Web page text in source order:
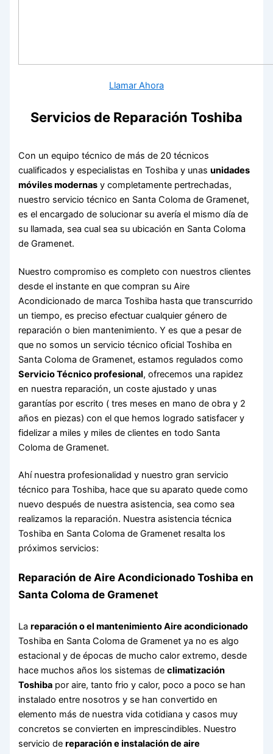
Llamar Ahora
Servicios de Reparación Toshiba
Con un equipo técnico de más de 20 técnicos
cualificados y especialistas en Toshiba y unasunidades
móviles modernas y completamente pertrechadas,
nuestro servicio técnico en Santa Coloma de Gramenet,
es el encargado de solucionar su avería el mismo día de
su llamada, sea cual sea su ubicación en Santa Coloma
de Gramenet.
Nuestro compromiso es completo con nuestros clientes
desde el instante en que compran su Aire
Acondicionado de marca Toshiba hasta que transcurrido
un tiempo, es preciso efectuar cualquier género de
reparación o bien mantenimiento. Y es que a pesar de
que no somos un servicio técnico oficial Toshiba en
Santa Coloma de Gramenet, estamos regulados como
Servicio Técnico profesional, ofrecemos una rapidez
en nuestra reparación, un coste ajustado y unas
garantías por escrito ( tres meses en mano de obra y 2
años en piezas) con el que hemos logrado satisfacer y
fidelizar a miles y miles de clientes en todo Santa
Coloma de Gramenet.
Ahí nuestra profesionalidad y nuestro gran servicio
técnico para Toshiba, hace que su aparato quede como
nuevo después de nuestra asistencia, sea como sea
realizamos la reparación. Nuestra asistencia técnica
Toshiba en Santa Coloma de Gramenet resalta los
próximos servicios:
Reparación de Aire Acondicionado Toshiba en
Santa Coloma de Gramenet
Lareparación o el mantenimiento Aire acondicionado
Toshiba en Santa Coloma de Gramenet ya no es algo
estacional y de épocas de mucho calor extremo, desde
hace muchos años los sistemas declimatización
Toshiba por aire, tanto frio y calor, poco a poco se han
instalado entre nosotros y se han convertido en
elemento más de nuestra vida cotidiana y casos muy
concretos se convierten en imprescindibles. Nuestro
servicio dereparación e instalación de aire